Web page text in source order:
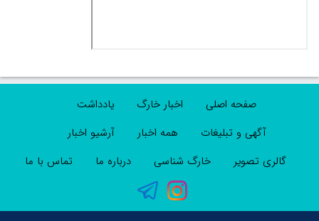
صفحه اصلی اخبار خارگ
یادداشت
آگهی و تبلیغات
همه اخبار
آرشیو اخبار
گالری تصویر
خارگ شناسی درباره ما تماس با ما